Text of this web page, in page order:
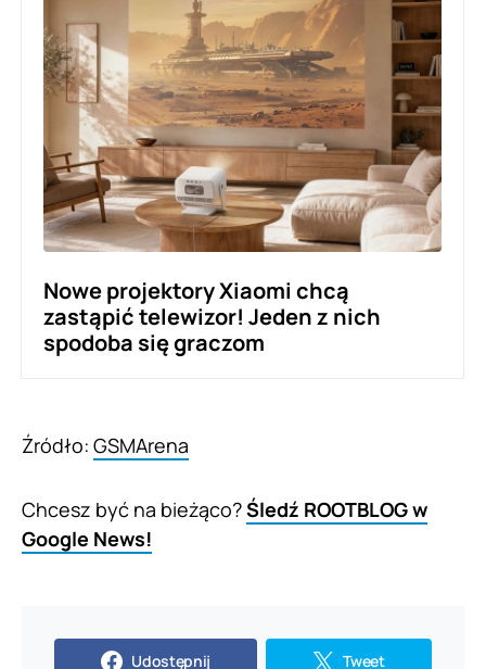
Nowe projektory Xiaomi chcą
zastąpić telewizor! Jeden z nich
spodoba się graczom
Źródło: GSMArena
Chcesz być na bieżąco?Śledź ROOTBLOG w
Google News!
Udostępnij Tweet